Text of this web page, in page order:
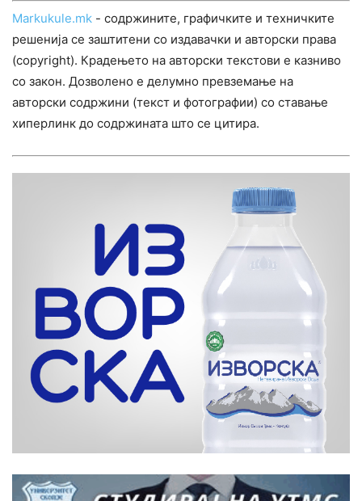
Markukule.mk - содржините, графичките и техничките
решенија се заштитени со издавачки и авторски права
(copyright). Крадењето на авторски текстови е казниво
со закон. Дозволено е делумно превземање на
авторски содржини (текст и фотографии) со ставање
хиперлинк до содржината што се цитира.